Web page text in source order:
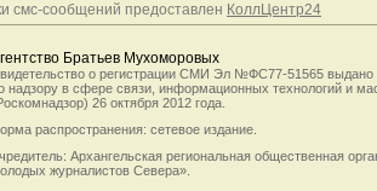
смс-сообщений предоставлен КоллЦентр24
Братьев Мухоморовых
о регистрации СМИ Эл №ФС77-51565 выдано
надзору в сфере связи, информационных технологий и
26 октября 2012 года.
распространения: сетевое издание.
Архангельская региональная общественная
журналистов Севера».